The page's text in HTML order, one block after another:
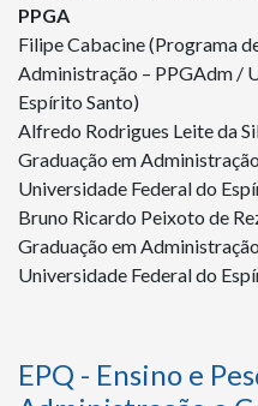
PPGA
Filipe Cabacine (Programa
Administração – PPGAdm /
Espírito Santo)
Alfredo Rodrigues Leite da
Graduação em
Universidade Federal do
Bruno Ricardo Peixoto de
Graduação em
Universidade Federal do
EPQ - Ensino e